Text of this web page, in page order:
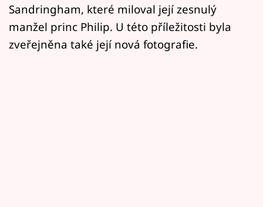
Sledujte nás
Sandringham, které miloval její zesnulý
manžel princ Philip. U této příležitosti byla
zveřejněna také její nová fotografie.